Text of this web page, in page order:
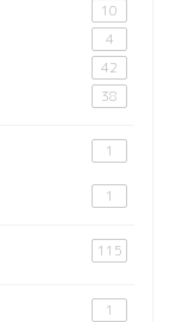
10
4
42
38
1
1
115
1